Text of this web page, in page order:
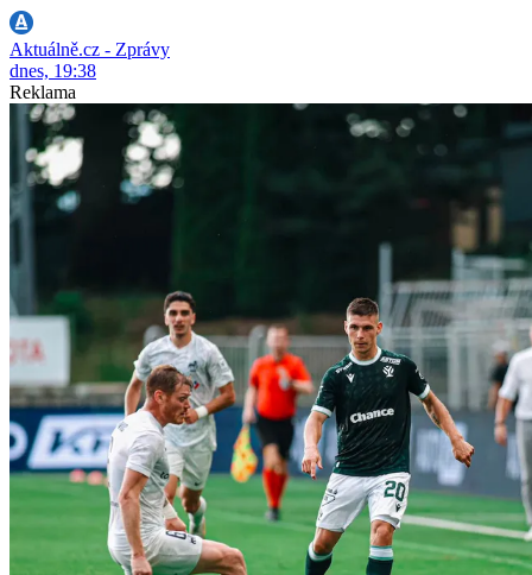
Aktuálně.cz - Zprávy
dnes, 19:38
Reklama